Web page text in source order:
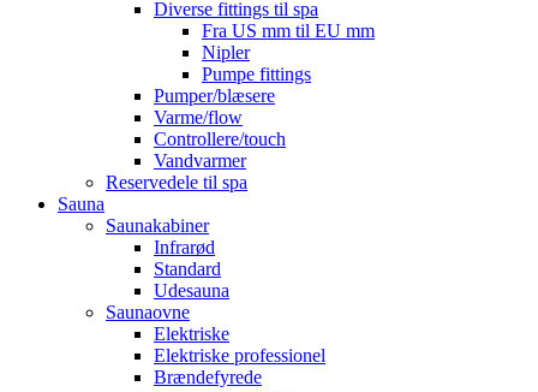
Diverse fittings til spa
Fra US mm til EU mm
Nipler
Pumpe fittings
Pumper/blæsere
Varme/flow
Controllere/touch
Vandvarmer
Reservedele til spa
Sauna
Saunakabiner
Infrarød
Standard
Udesauna
Saunaovne
Elektriske
Elektriske professionel
Brændefyrede